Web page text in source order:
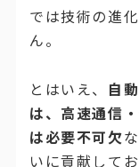
では技術の進
ん。
とはいえ、 自
は、高速通信
は必要不可欠
いに貢献して